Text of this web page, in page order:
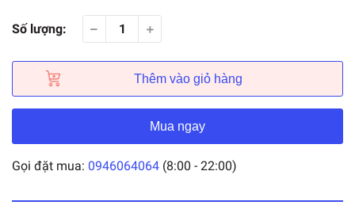
Số lượng:
Thêm vào giỏ hàng
Mua ngay
Gọi đặt mua: 0946064064 (8:00 - 22:00)